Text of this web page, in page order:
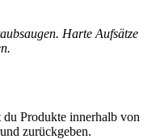
Harte Aufsätze
du Produkte innerhalb von
zurückgeben.